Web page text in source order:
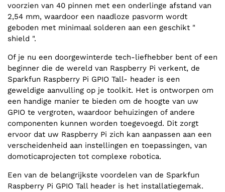
voorzien van 40 pinnen met een onderlinge afstand van
2,54 mm, waardoor een naadloze pasvorm wordt
geboden met minimaal solderen aan een geschikt "
shield ".
Of je nu een doorgewinterde tech-liefhebber bent of een
beginner die de wereld van Raspberry Pi verkent, de
Sparkfun Raspberry Pi GPIO Tall- header is een
geweldige aanvulling op je toolkit. Het is ontworpen om
een handige manier te bieden om de hoogte van uw
GPIO te vergroten, waardoor behuizingen of andere
componenten kunnen worden toegevoegd. Dit zorgt
ervoor dat uw Raspberry Pi zich kan aanpassen aan een
verscheidenheid aan instellingen en toepassingen, van
domoticaprojecten tot complexe robotica.
Een van de belangrijkste voordelen van de Sparkfun
Raspberry Pi GPIO Tall header is het installatiegemak.